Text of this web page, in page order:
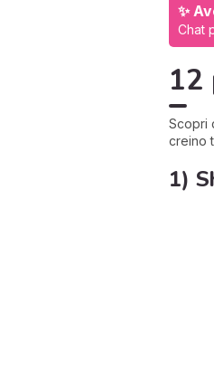
✨
Chat
12
Scopri
creino
1)